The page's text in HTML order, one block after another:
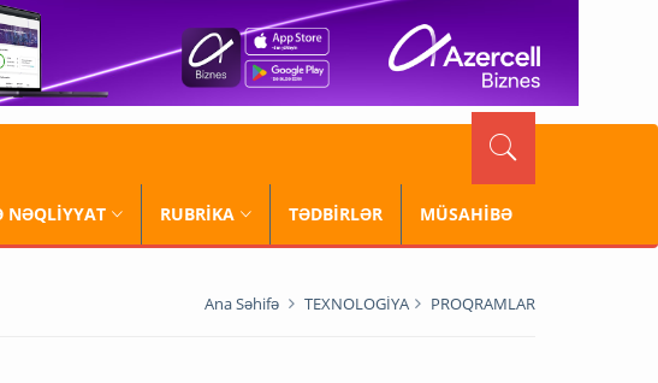
NƏQLİYYAT RUBRİKA TƏDBİRLƏR MÜSAHİBƏ
Ana Səhifə TEXNOLOGİYA PROQRAMLAR